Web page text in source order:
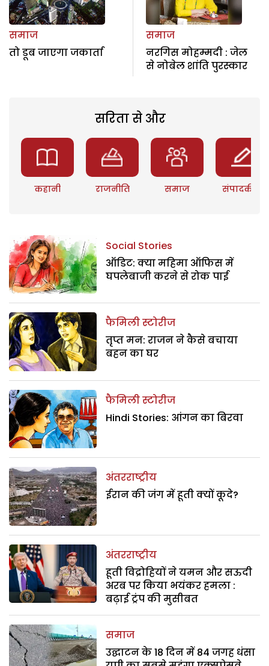
समाज
तो डूब जाएगा जकार्ता
समाज
नरगिस मोहम्मदी : जेल
से नोबेल शांति पुरस्कार
सरिता से और
कहानी राजनीति समाज संपादकीय
Social Stories
ऑडिट: क्या महिमा ऑफिस में
घपलेबाजी करने से रोक पाई
फैमिली स्टोरीज
तृप्त मन: राजन ने कैसे बचाया
बहन का घर
फैमिली स्टोरीज
Hindi Stories: आंगन का बिरवा
अंतरराष्ट्रीय
ईरान की जंग में हूती क्यों कूदे?
अंतरराष्ट्रीय
हूती विद्रोहियों ने यमन और सऊदी
अरब पर किया भयंकर हमला :
बढ़ाई ट्रंप की मुसीबत
समाज
उद्घाटन के 18 दिन में 84 जगह धंसा